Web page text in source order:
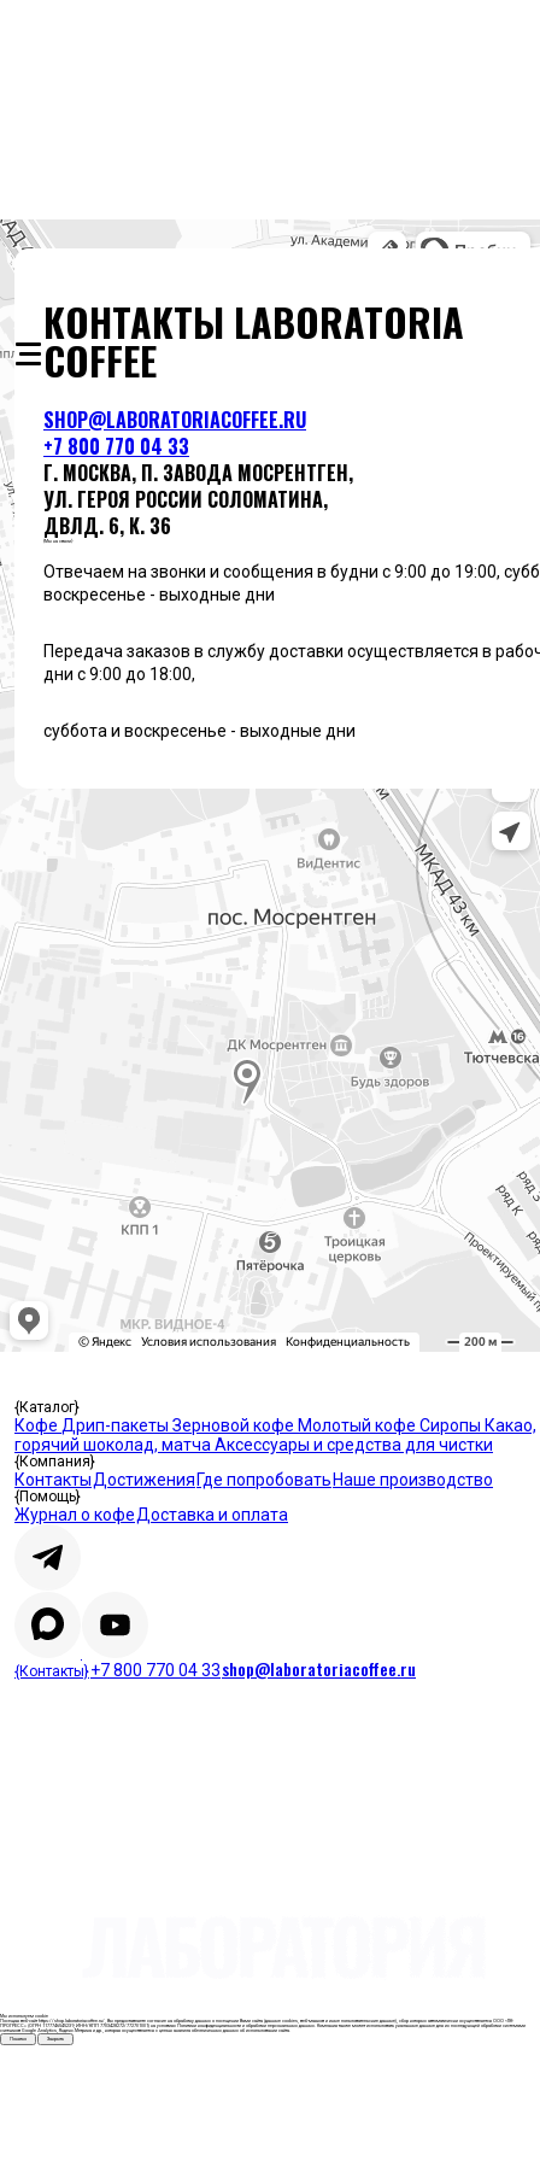
КОНТАКТЫ LABORATORIA
COFFEE
SHOP@LABORATORIACOFFEE.RU
+7 800 770 04 33
Г. МОСКВА, П. ЗАВОДА МОСРЕНТГЕН,
УЛ. ГЕРОЯ РОССИИ СОЛОМАТИНА,
ДВЛД. 6, К. 36
{Мы на связи}
Отвечаем на звонки и сообщения в будни с 9:00 до 19:00,
воскресенье - выходные дни
Передача заказов в службу доставки осуществляется в
дни с 9:00 до 18:00,
суббота и воскресенье - выходные дни
{Каталог}
Кофе Дрип-пакеты Зерновой кофе Молотый кофе Сиропы Какао,
горячий шоколад, матча Аксессуары и средства для чистки
{Компания}
КонтактыДостиженияГде попробоватьНаше производство
{Помощь}
Журнал о кофеДоставка и оплата
{Контакты}+7 800 770 04 33shop@laboratoriacoffee.ru
Мы используем cookie
Посещая веб-сайт https://shop.laboratoriacoffee.ru/, Вы предоставляете согласие на обработку данных о посещении Вами сайта (данные cookies, веб-маяков и иные пользовательские данные), сбор которых автоматически осуществляется ООО «ЛК-
ПРОГРЕСС» (ОГРН 1177746545239, ИНН/КПП 7703428272/772701001) на условиях Политики конфиденциальности и обработки персональных данных. Компания также может использовать указанные данные для их последующей обработки системами
счетчиков Google Analytics, Яндекс.Метрика и др., которая осуществляется с целью анализа обезличенных данных об использовании сайта.
Понятно
Закрыть